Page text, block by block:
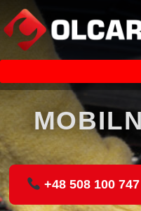
+48 508 100 747